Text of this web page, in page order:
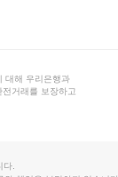
대해 우리은행과
거래를 보장하고
.